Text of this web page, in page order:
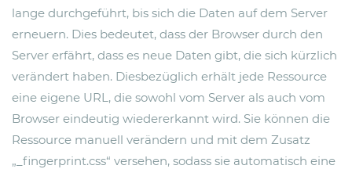
lange durchgeführt, bis sich die Daten auf dem Server
erneuern. Dies bedeutet, dass der Browser durch den
Server erfährt, dass es neue Daten gibt, die sich kürzlich
verändert haben. Diesbezüglich erhält jede Ressource
eine eigene URL, die sowohl vom Server als auch vom
Browser eindeutig wiedererkannt wird. Sie können die
Ressource manuell verändern und mit dem Zusatz
„_fingerprint.css“ versehen, sodass sie automatisch eine